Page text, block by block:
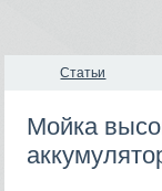
Статьи
Мойка